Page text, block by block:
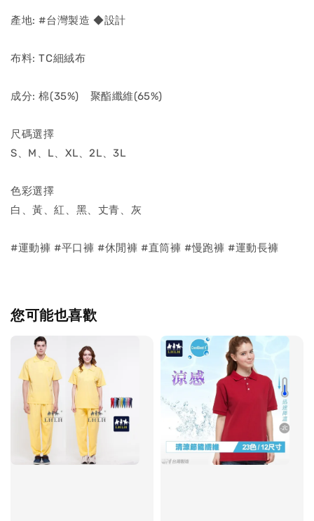
產地: #台灣製造 ◆設計
布料: TC細絨布
成分: 棉(35%) 聚酯纖維(65%)
尺碼選擇
S、M、L、XL、2L、3L
色彩選擇
白、黃、紅、黑、丈青、灰
#運動褲 #平口褲 #休閒褲 #直筒褲 #慢跑褲 #運動長褲
您可能也喜歡